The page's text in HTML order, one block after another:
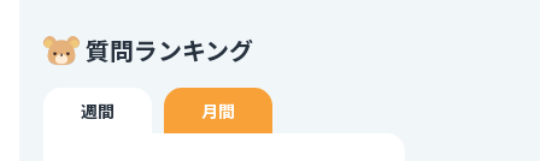
質問ランキング
週間 月間